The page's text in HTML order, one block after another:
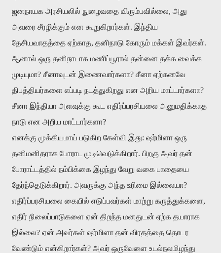
ஜனநாயக அரசியலில் நுழைவதை விரும்பவில்லை, அது
அவரை சீரழிக்கும் என கூறுகிறார்கள். இந்திய
தேசியவாதத்தை ஏற்காத, தனிநாடு கோரும் மக்கள் இவர்கள்.
ஆனால் ஒரு தனிநாடாக மணிப்பூரால் தன்னை தக்க வைக்க
முடியுமா? சீனாவுடன் இணைவார்களா? சீனா ஏற்கனவே
திபத்தியர்களை எப்படி நடத்துகிறது என அறிய மாட்டார்களா?
சீனா இந்தியா அளவுக்கு கூட எதிர்ப்பரசியலை அனுமதிக்காத
நாடு என அறிய மாட்டார்களா?
எனக்கு முக்கியமாய் படுகிற கேள்வி இது: ஷர்மிளா ஒரு
தனிமனிதராக போராட முடிவெடுக்கிறார். பிறகு அவர் தன்
போராட்டத்தில் நம்பிக்கை இழந்து வேறு வகை பாதையை
தேர்ந்தெடுக்கிறார். அவருக்கு அந்த உரிமை இல்லையா?
எதிர்ப்பரசியலை கையில் எடுப்பவர்கள் மாற்று கருத்துக்களை,
எதிர் நிலைப்பாடுகளை ஏன் திறந்த மனதுடன் ஏற்க தயாராக
இல்லை? ஏன் அவர்கள் ஷர்மிளா தன் விரதத்தை தொடர
வேண்டும் என்கிறார்கள்? அவர் ஒருவேளை உடல்நலமிழந்து